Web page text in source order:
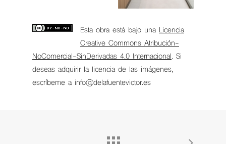
Esta obra está bajo una Licencia
Creative Commons Atribución-
NoComercial-SinDerivadas 4.0 Internacional. Si
deseas adquirir la licencia de las imágenes,
escríbeme a info@delafuentevictor.es